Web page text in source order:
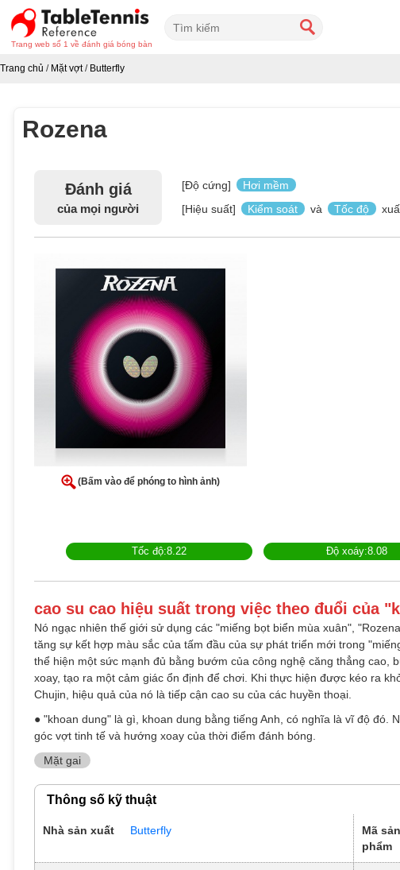
Trang web số 1 về đánh giá bóng bàn
Trang chủ / Mặt vợt/ Butterfly
Rozena
Đánh giá
của mọi người
[Độ cứng]
Hơi mềm
[Hiệu suất]
Kiểm soát và Tốc độ
(Bấm vào để phóng to hình ảnh)
Tốc độ:8.22 Độ xoáy:8.08
cao su cao hiệu suất trong việc theo đuổi của
Nó ngạc nhiên thế giới sử dụng các "miếng bọt biển mùa xuân",
tăng sự kết hợp màu sắc của tấm đầu của sự phát triển mới trong
thể hiện một sức mạnh đủ bằng bướm của công nghệ căng thẳng cao,
xoay, tạo ra một cảm giác ổn định để chơi. Khi thực hiện được kéo ra
Chujin, hiệu quả của nó là tiếp cận cao su của các huyền thoại.
● "khoan dung" là gì, khoan dung bằng tiếng Anh, có nghĩa là vĩ độ đó.
góc vợt tinh tế và hướng xoay của thời điểm đánh bóng.
Mặt gai
Thông số kỹ thuật
Nhà sản xuất Butterfly
Mã sản
phẩm